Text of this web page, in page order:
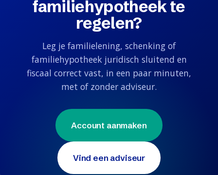
familiehypotheek te
regelen?
Leg je familielening, schenking of
familiehypotheek juridisch sluitend en
fiscaal correct vast, in een paar minuten,
met of zonder adviseur.
Account aanmaken
Vind een adviseur